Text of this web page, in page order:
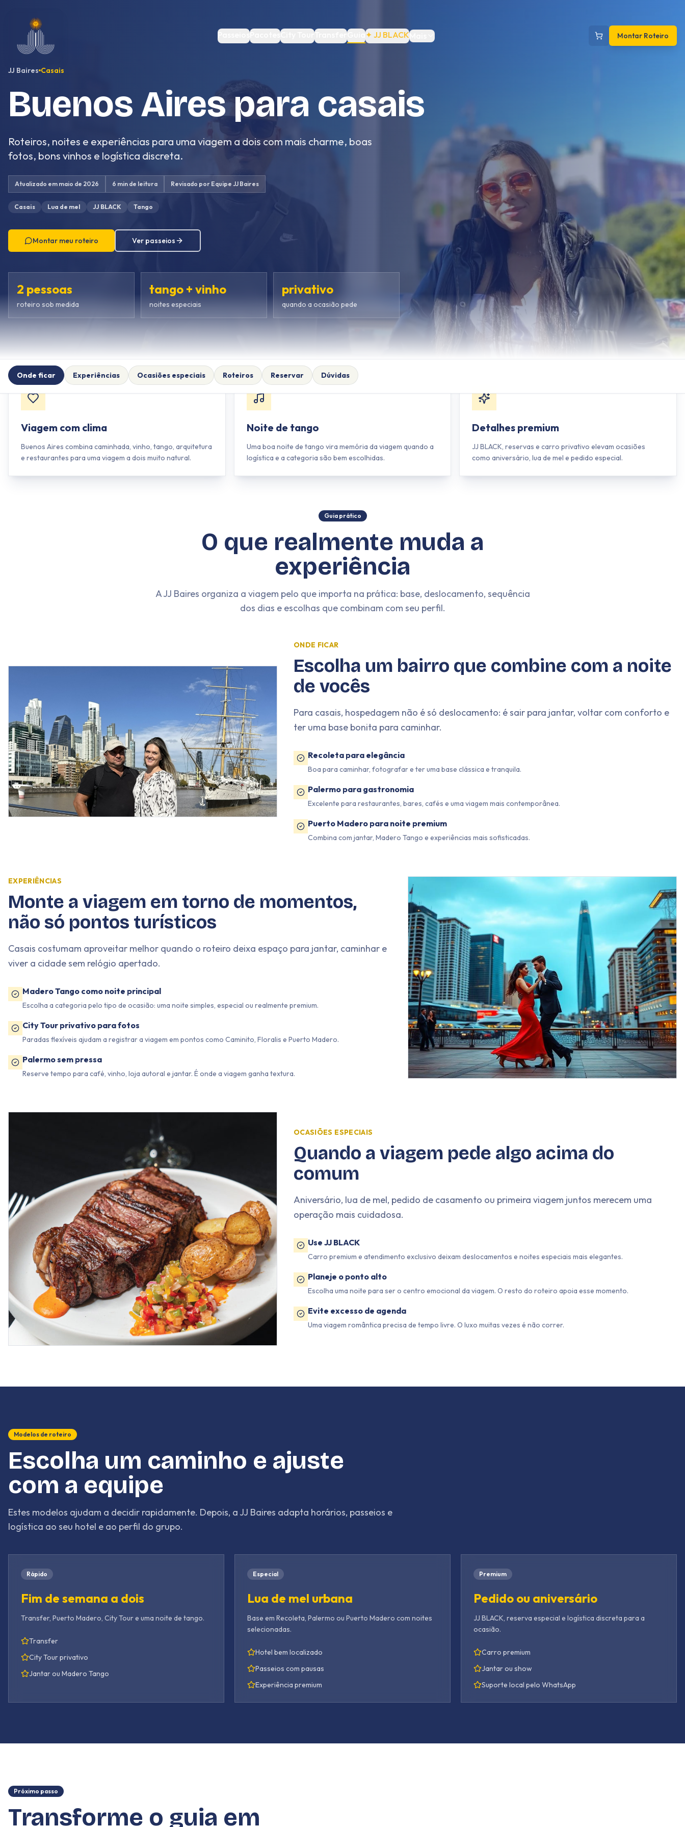
Pular para o conteúdo
PasseiosPacotesCity TourTransferGuia✦ JJ BLACKMais Montar Roteiro
JJ Baires Casais
Buenos Aires para casais
Roteiros, noites e experiências para uma viagem a dois com mais charme, boas
fotos, bons vinhos e logística discreta.
Atualizado em maio de 2026 6 min de leitura Revisado por Equipe JJ Baires
Casais Lua de mel JJ BLACK Tango
Montar meu roteiro Ver passeios
2 pessoas
roteiro sob medida
tango + vinho
noites especiais
privativo
quando a ocasião pede
Onde ficar Experiências Ocasiões especiais Roteiros Reservar Dúvidas
Viagem com clima
Buenos Aires combina caminhada, vinho, tango, arquitetura
e restaurantes para uma viagem a dois muito natural.
Noite de tango
Uma boa noite de tango vira memória da viagem quando a
logística e a categoria são bem escolhidas.
Detalhes premium
JJ BLACK, reservas e carro privativo elevam ocasiões
como aniversário, lua de mel e pedido especial.
Guia prático
O que realmente muda a
experiência
A JJ Baires organiza a viagem pelo que importa na prática: base, deslocamento, sequência
dos dias e escolhas que combinam com seu perfil.
ONDE FICAR
Escolha um bairro que combine com a noite
de vocês
Para casais, hospedagem não é só deslocamento: é sair para jantar, voltar com conforto e
ter uma base bonita para caminhar.
Recoleta para elegância
Boa para caminhar, fotografar e ter uma base clássica e tranquila.
Palermo para gastronomia
Excelente para restaurantes, bares, cafés e uma viagem mais contemporânea.
Puerto Madero para noite premium
Combina com jantar, Madero Tango e experiências mais sofisticadas.
EXPERIÊNCIAS
Monte a viagem em torno de momentos,
não só pontos turísticos
Casais costumam aproveitar melhor quando o roteiro deixa espaço para jantar, caminhar e
viver a cidade sem relógio apertado.
Madero Tango como noite principal
Escolha a categoria pelo tipo de ocasião: uma noite simples, especial ou realmente premium.
City Tour privativo para fotos
Paradas flexíveis ajudam a registrar a viagem em pontos como Caminito, Floralis e Puerto Madero.
Palermo sem pressa
Reserve tempo para café, vinho, loja autoral e jantar. É onde a viagem ganha textura.
OCASIÕES ESPECIAIS
Quando a viagem pede algo acima do
comum
Aniversário, lua de mel, pedido de casamento ou primeira viagem juntos merecem uma
operação mais cuidadosa.
Use JJ BLACK
Carro premium e atendimento exclusivo deixam deslocamentos e noites especiais mais elegantes.
Planeje o ponto alto
Escolha uma noite para ser o centro emocional da viagem. O resto do roteiro apoia esse momento.
Evite excesso de agenda
Uma viagem romântica precisa de tempo livre. O luxo muitas vezes é não correr.
Modelos de roteiro
Escolha um caminho e ajuste
com a equipe
Estes modelos ajudam a decidir rapidamente. Depois, a JJ Baires adapta horários, passeios e
logística ao seu hotel e ao perfil do grupo.
Rápido
Fim de semana a dois
Transfer, Puerto Madero, City Tour e uma noite de tango.
Transfer
City Tour privativo
Jantar ou Madero Tango
Especial
Lua de mel urbana
Base em Recoleta, Palermo ou Puerto Madero com noites
selecionadas.
Hotel bem localizado
Passeios com pausas
Experiência premium
Premium
Pedido ou aniversário
JJ BLACK, reserva especial e logística discreta para a
ocasião.
Carro premium
Jantar ou show
Suporte local pelo WhatsApp
Próximo passo
Transforme o guia em